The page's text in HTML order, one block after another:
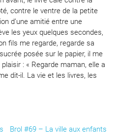
contre le ventre de la petite
d’une amitié entre une
les yeux quelques secondes,
fils me regarde, regarde sa
posée sur le papier, il me
: « Regarde maman, elle a
dit-il. La vie et les livres, les
Article
Brol #69 – La ville aux enfants